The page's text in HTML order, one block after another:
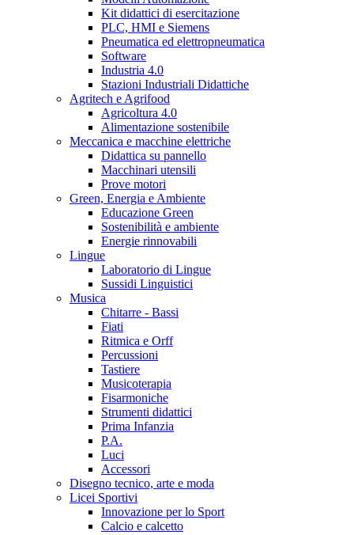
Kit didattici di esercitazione
PLC, HMI e Siemens
Pneumatica ed elettropneumatica
Software
Industria 4.0
Stazioni Industriali Didattiche
Agritech e Agrifood
Agricoltura 4.0
Alimentazione sostenibile
Meccanica e macchine elettriche
Didattica su pannello
Macchinari utensili
Prove motori
Green, Energia e Ambiente
Educazione Green
Sostenibilità e ambiente
Energie rinnovabili
Lingue
Laboratorio di Lingue
Sussidi Linguistici
Musica
Chitarre - Bassi
Fiati
Ritmica e Orff
Percussioni
Tastiere
Musicoterapia
Fisarmoniche
Strumenti didattici
Prima Infanzia
P.A.
Luci
Accessori
Disegno tecnico, arte e moda
Licei Sportivi
Innovazione per lo Sport
Calcio e calcetto